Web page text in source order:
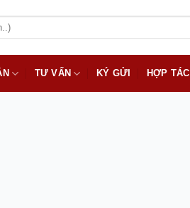
TƯ VẤN KÝ GỬI HỢP TÁC